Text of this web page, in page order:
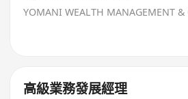
YOMANI WEALTH MANAGEMENT &
高級業務發展經理